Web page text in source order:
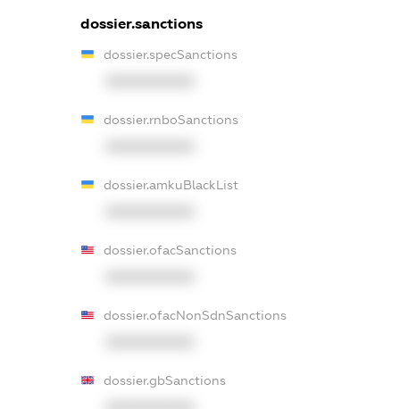
dossier.sanctions
dossier.specSanctions
dossier.rnboSanctions
dossier.amkuBlackList
dossier.ofacSanctions
dossier.ofacNonSdnSanctions
dossier.gbSanctions